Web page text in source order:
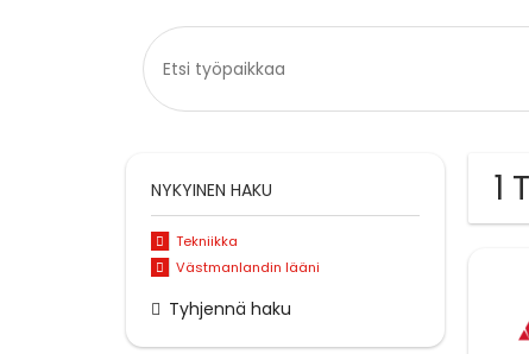
1
NYKYINEN HAKU
Tekniikka
Västmanlandin lääni
Tyhjennä haku